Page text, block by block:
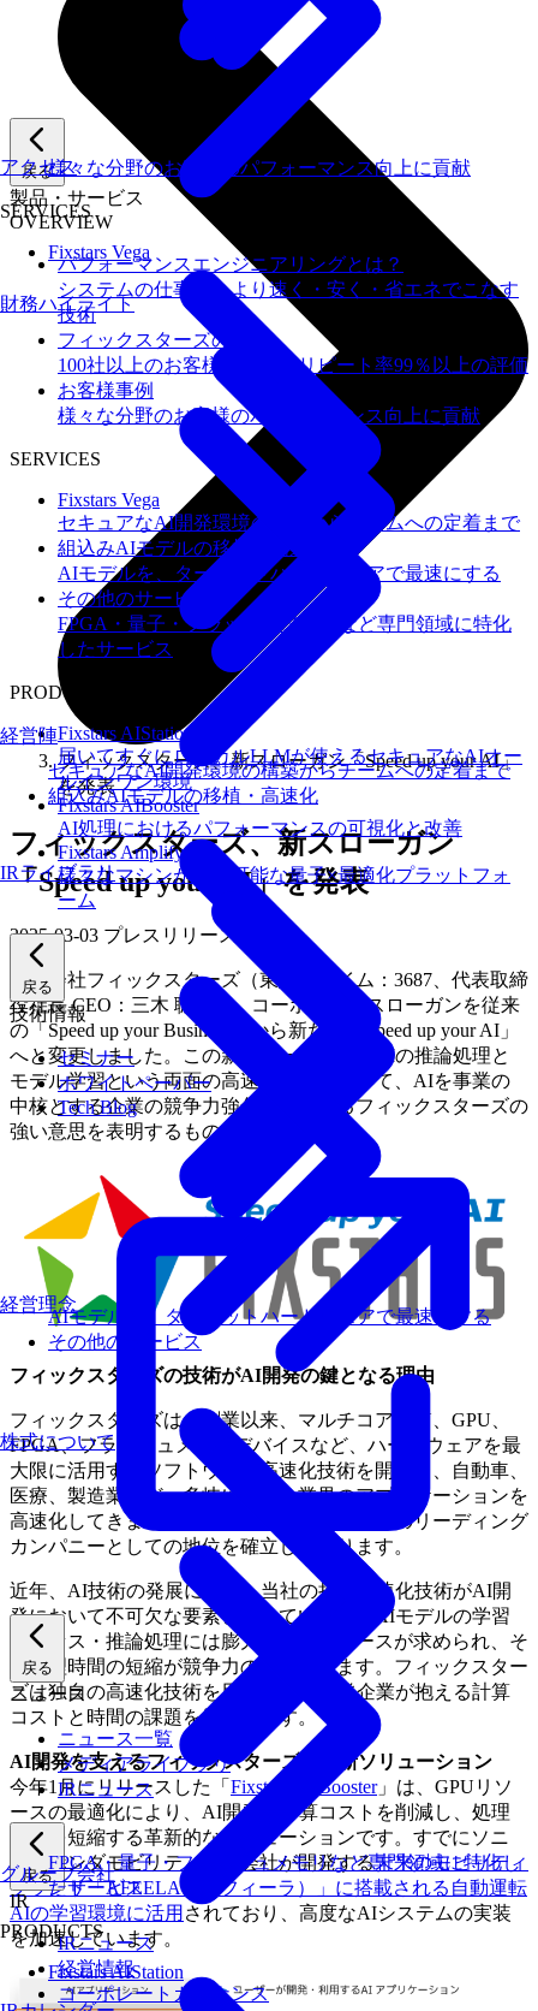
戻る
製品・サービス
OVERVIEW
パフォーマンスエンジニアリングとは？
システムの仕事を、より速く・安く・省エネでこなす
技術
フィックスターズの​強み
100社以上のお客様を支援しリピート率99％以上の評価
お客様事例
様々な分野のお客様のパフォーマンス向上に貢献
SERVICES
Fixstars Vega
セキュアなAI開発環境の構築からチームへの定着まで
組込みAIモデルの移植・高速化
AIモデルを、ターゲットハードウェアで最速にする
その他のサービス
FPGA・量子・フラッシュメモリなど専門領域に特化
したサービス
PRODUCTS
Fixstars AIStation
届いてすぐにローカルLLMが使えるセキュアなAIオー
ルインワン環境
Fixstars AIBooster
AI処理におけるパフォーマンスの可視化と改善
Fixstars Amplify
様々なマシンが利用可能な量子×最適化プラットフォ
ーム
戻る
技術情報
セミナー
ホワイトペーパー
Tech Blog
戻る
ニュース
ニュース一覧
メディアライブラリ
IRニュース
戻る
IR
IRニュース
経営情報
コーポレートガバナンス
アクセス
経営陣
経営理念
グループ会社
様々な分野のお客様のパフォーマンス向上に貢献
SERVICES
Fixstars Vega
セキュアなAI開発環境の構築からチームへの定着まで
組込みAIモデルの移植・高速化
AIモデルを、ターゲットハードウェアで最速にする
その他のサービス
FPGA・量子・フラッシュメモリなど専門領域に特化し
たサービス
PRODUCTS
Fixstars AIStation
財務ハイライト
IRライブラリ
株式について
フィックスターズ、新スローガン「Speed up your AI」
を発表
フィックスターズ、新スローガン
「Speed up your AI」を発表
2025-03-03 プレスリリース
株式会社フィックスターズ（東証プライム：3687、代表取締
役社長 CEO：三木 聡）は、コーポレートスローガンを従来
の「Speed up your Business」から新たに「Speed up your AI」
へと変更しました。この新スローガンは、AIの推論処理と
モデル学習という両面の高速化技術を用いて、AIを事業の
中核とする企業の競争力強化を支援するフィックスターズの
強い意思を表明するものです。
フィックスターズの技術がAI開発の鍵となる理由
フィックスターズは、創業以来、マルチコアCPU、GPU、
FPGA、フラッシュメモリデバイスなど、ハードウェアを最
大限に活用するソフトウェア高速化技術を開発し、自動車、
医療、製造業など、多岐にわたる業界のアプリケーションを
高速化してきました。現在では、高速化技術のリーディング
カンパニーとしての地位を確立しております。
近年、AI技術の発展に伴い、当社の持つ高速化技術がAI開
発において不可欠な要素となっています。AIモデルの学習
プロセス・推論処理には膨大な計算リソースが求められ、そ
の処理時間の短縮が競争力の鍵を握ります。フィックスター
ズは独自の高速化技術を用いて、AI開発企業が抱える計算
コストと時間の課題を解決します。
AI開発を支えるフィックスターズの最新ソリューション
今年1月にリリースした「 Fixstars AI Booster」は、GPUリソ
ースの最適化により、AI開発の計算コストを削減し、処理
時間を短縮する革新的なソリューションです。すでにソニ
ー・ホンダモビリティ株式会社が開発する未来のモビリティ
ブランド「AFEELA（アフィーラ）」に搭載される自動運転
AIの学習環境に活用 されており、高度なAIシステムの実装
を加速しています。